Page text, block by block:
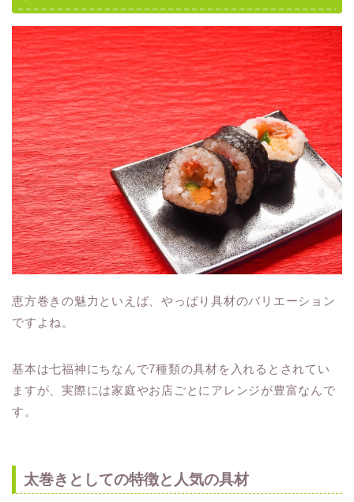
恵方巻きの魅力といえば、やっぱり具材のバリエーション
ですよね。
基本は七福神にちなんで7種類の具材を入れるとされてい
ますが、実際には家庭やお店ごとにアレンジが豊富なんで
す。
太巻きとしての特徴と人気の具材